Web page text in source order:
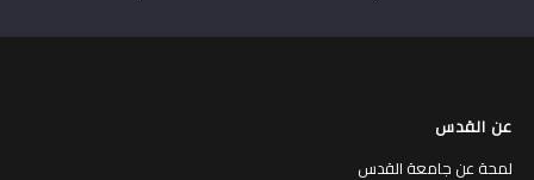
عن القدس
لمحة عن جامعة القدس